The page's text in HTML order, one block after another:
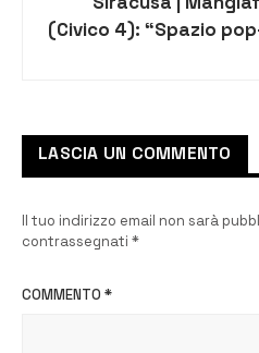
(Civico 4): “Spazio
LASCIA UN COMMENTO
Il tuo indirizzo email non sarà
contrassegnati *
COMMENTO *